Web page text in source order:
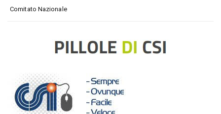
Comitato Nazionale